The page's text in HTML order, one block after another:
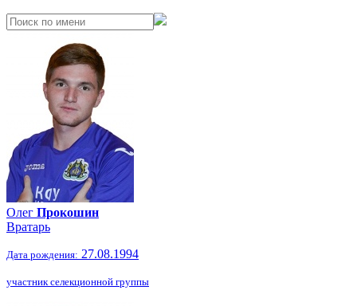
Олег Прокошин
Вратарь
Дата рождения: 27.08.1994
участник селекционной группы